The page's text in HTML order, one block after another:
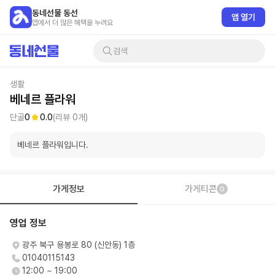
동네선물 동선
앱에서 더 많은 혜택을 누려요
앱 열기
검색
생활
베네르 플라워
단골0 0.0(리뷰 0개)
베네르 플라워입니다.
가게정보 가게티콘 0
영업 정보
광주 북구 용봉로 80 (신안동) 1층
01040115143
12:00 ~ 19:00